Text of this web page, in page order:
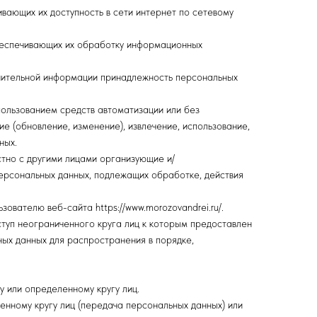
их доступность в сети интернет по сетевому
их обработку информационных
информации принадлежность персональных
средств автоматизации или без
(обновление, изменение), извлечение, использование,
с другими лицами организующие и/
данных, подлежащих обработке, действия
веб-сайта https://www.morozovandrei.ru/.
неограниченного круга лиц к которым предоставлен
данных для распространения в порядке,
определенному кругу лиц.
кругу лиц (передача персональных данных) или